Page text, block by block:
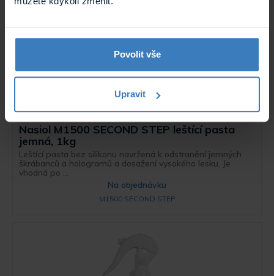
Povolit vše
Upravit
Nasiol M1500 SECOND STEP leštící pasta
jemná, 1kg
Leštící pasta bez silikonu navržená k odstranění jemných
škrábanců a hologramů a dosažení vysokého lesku. Je
vhodná po ...
Na objednávku
M1500 SECOND STEP